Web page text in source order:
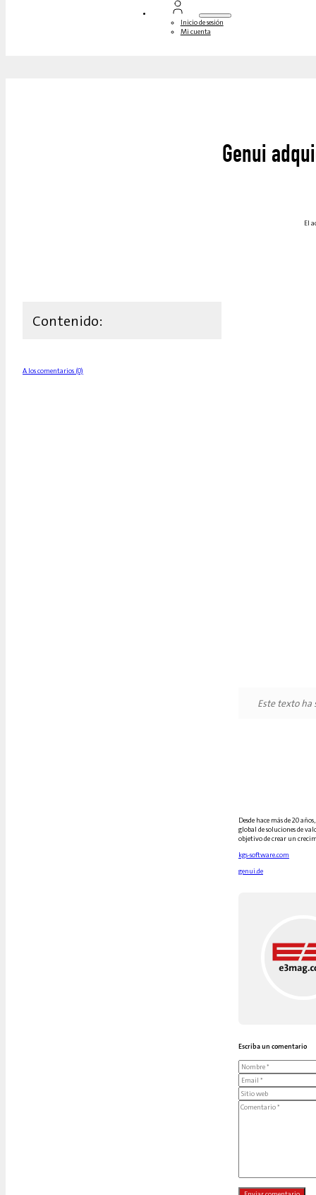
Inicio de sesión
Mi cuenta
Genui
El
Contenido:
A los comentarios (0)
Este texto ha
Desde hace más de 20
global de soluciones de
objetivo de crear un
kgs-software.com
genui.de
Escriba un comentario